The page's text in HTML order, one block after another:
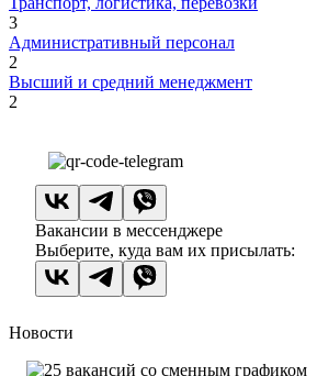
3
Административный персонал
2
Высший и средний менеджмент
2
Вакансии в мессенджере
Выберите, куда вам их присылать:
Новости